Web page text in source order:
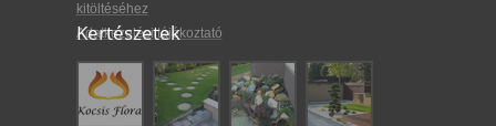
kitöltéséhez
Adatkezelési tájékoztató
Kertészetek